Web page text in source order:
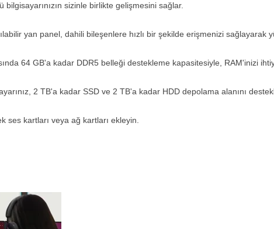
sizinle birlikte gelişmesini sağlar.
yan panel, dahili bileşenlere hızlı bir şekilde erişmenizi sağlayarak
64 GB'a kadar DDR5 belleği destekleme kapasitesiyle, RAM'inizi
2 TB'a kadar SSD ve 2 TB'a kadar HDD depolama alanını
ses kartları veya ağ kartları ekleyin.